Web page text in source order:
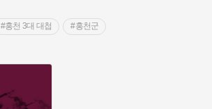
#홍천 3대 대첩 #홍천군